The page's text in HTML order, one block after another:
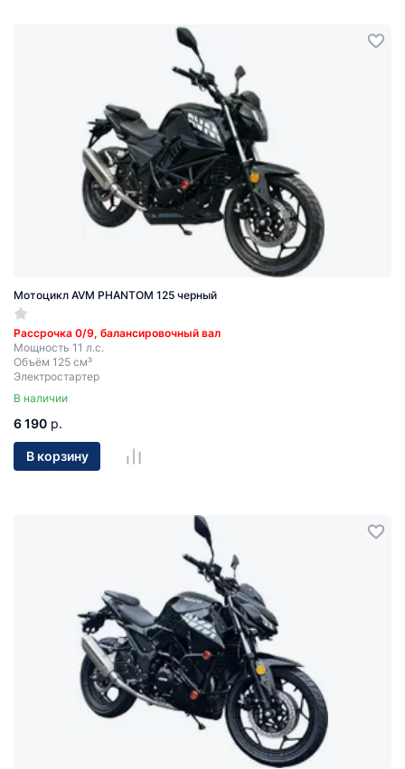
Мотоцикл AVM PHANTOM 125 черный
Рассрочка 0/9, балансировочный вал
Мощность 11 л.с.
Объём 125 см³
Электростартер
В наличии
6 190 р.
В корзину